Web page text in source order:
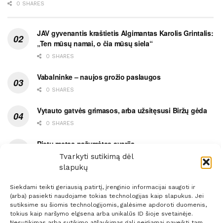
Tvarkyti sutikimą dėl
slapukų
Siekdami teikti geriausią patirtį, įrenginio informacijai saugoti ir
(arba) pasiekti naudojame tokias technologijas kaip slapukus. Jei
sutiksime su šiomis technologijomis, galėsime apdoroti duomenis,
tokius kaip naršymo elgsena arba unikalūs ID šioje svetainėje.
0 SHARES
JAV gyvenantis kraštietis Algimantas Karolis Grintalis:
„Ten mūsų namai, o čia mūsų siela“
0 SHARES
Vabalninke – naujos grožio paslaugos
0 SHARES
Vytauto gatvės grimasos, arba užsitęsusi Biržų gėda
0 SHARES
Pietų metas pažymėtas avarija
0 SHARES
Prenumerata Reklama Taisyklės Kontaktai